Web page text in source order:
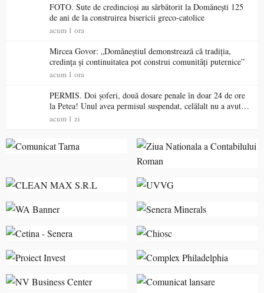
FOTO. Sute de credincioși au sărbătorit la Domănești 125
de ani de la construirea bisericii greco-catolice
acum 1 ora
Mircea Govor: „Domăneștiul demonstrează că tradiția,
credința și continuitatea pot construi comunități puternice”
acum 1 ora
PERMIS. Doi șoferi, două dosare penale în doar 24 de ore
la Petea! Unul avea permisul suspendat, celălalt nu a avut
niciodată permis
acum 1 zi